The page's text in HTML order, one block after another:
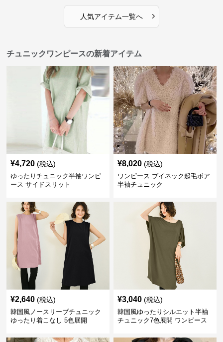
人気アイテム一覧へ ›
チュニックワンピースの新着アイテム
¥4,720 (税込)
ゆったりチュニック半袖ワンピ
ース サイドスリット
¥8,020 (税込)
ワンピース ブイネック起毛ボア
半袖チュニック
¥2,640 (税込)
韓国風ノースリーブチュニック
ゆったり着こなし 5色展開
¥3,040 (税込)
韓国風ゆったりシルエット半袖
チュニック7色展開 ワンピース